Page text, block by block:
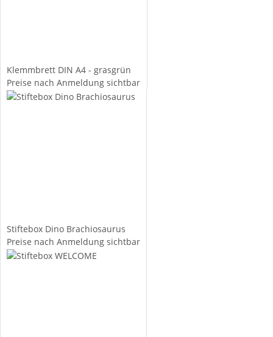
Klemmbrett DIN A4 - grasgrün
Preise nach Anmeldung sichtbar
Stiftebox Dino Brachiosaurus
Preise nach Anmeldung sichtbar